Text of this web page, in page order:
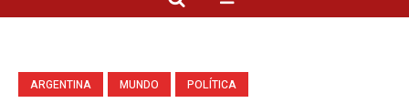
ARGENTINA MUNDO POLÍTICA